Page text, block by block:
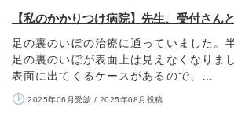
【私のかかりつけ病院】先生、受付さん
足の裏のいぼの治療に通っていました。
足の裏のいぼが表面上は見えなくなりま
表面に出てくるケースがあるので、…
2025年06月受診 / 2025年08月投稿